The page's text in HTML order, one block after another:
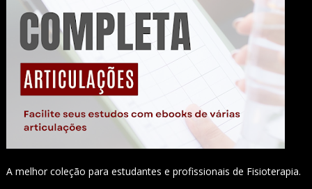
A melhor coleção para estudantes e profissionais de Fisioterapia.